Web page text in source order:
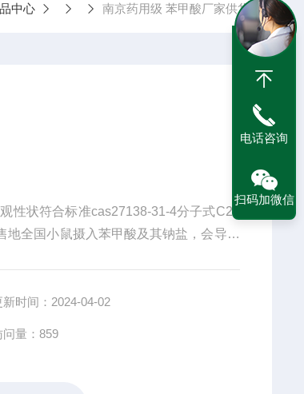
中心 南京药用级 苯甲酸厂家供货
性状符合标准cas27138-31-4分子式C20
地全国小鼠摄入苯甲酸及其钠盐，会导致
新时间：2024-04-02
问量：859
电话咨询
扫码加微信